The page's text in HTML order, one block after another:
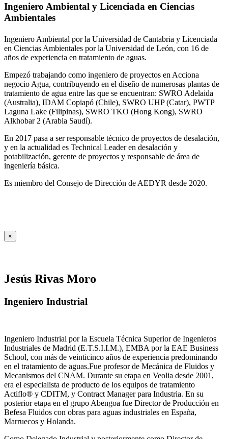
Ingeniero Ambiental y Licenciada en Ciencias
Ambientales
Ingeniero Ambiental por la Universidad de Cantabria y Licenciada
en Ciencias Ambientales por la Universidad de León, con 16 de
años de experiencia en tratamiento de aguas.
Empezó trabajando como ingeniero de proyectos en Acciona
negocio Agua, contribuyendo en el diseño de numerosas plantas de
tratamiento de agua entre las que se encuentran: SWRO Adelaida
(Australia), IDAM Copiapó (Chile), SWRO UHP (Catar), PWTP
Laguna Lake (Filipinas), SWRO TKO (Hong Kong), SWRO
Alkhobar 2 (Arabia Saudí).
En 2017 pasa a ser responsable técnico de proyectos de desalación,
y en la actualidad es Technical Leader en desalación y
potabilización, gerente de proyectos y responsable de área de
ingeniería básica.
Es miembro del Consejo de Dirección de AEDYR desde 2020.
×
Jesús Rivas Moro
Ingeniero Industrial
Ingeniero Industrial por la Escuela Técnica Superior de Ingenieros
Industriales de Madrid (E.T.S.I.I.M.), EMBA por la EAE Business
School, con más de veinticinco años de experiencia predominando
en el tratamiento de aguas.Fue profesor de Mecánica de Fluidos y
Mecanismos del CNAM. Durante su etapa en Veolia desde 2001,
era el especialista de producto de los equipos de tratamiento
Actiflo® y CDITM, y Contract Manager para Industria. En su
posterior etapa en el grupo Abengoa fue Director de Producción en
Befesa Fluidos con obras para aguas industriales en España,
Marruecos y Holanda.